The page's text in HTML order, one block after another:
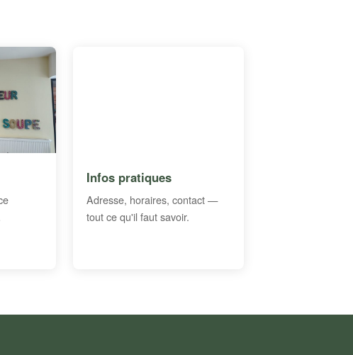
Infos pratiques
Adresse, horaires, contact —
tout ce qu'il faut savoir.